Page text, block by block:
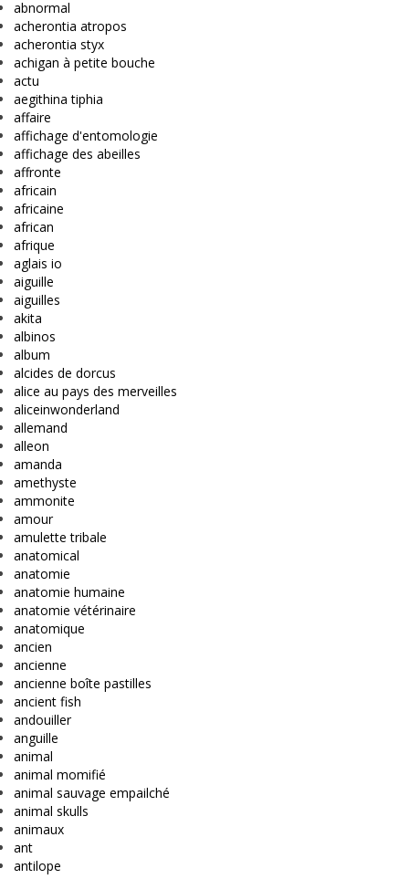
abnormal
acherontia atropos
acherontia styx
achigan à petite bouche
actu
aegithina tiphia
affaire
affichage d'entomologie
affichage des abeilles
affronte
africain
africaine
african
afrique
aglais io
aiguille
aiguilles
akita
albinos
album
alcides de dorcus
alice au pays des merveilles
aliceinwonderland
allemand
alleon
amanda
amethyste
ammonite
amour
amulette tribale
anatomical
anatomie
anatomie humaine
anatomie vétérinaire
anatomique
ancien
ancienne
ancienne boîte pastilles
ancient fish
andouiller
anguille
animal
animal momifié
animal sauvage empailché
animal skulls
animaux
ant
antilope